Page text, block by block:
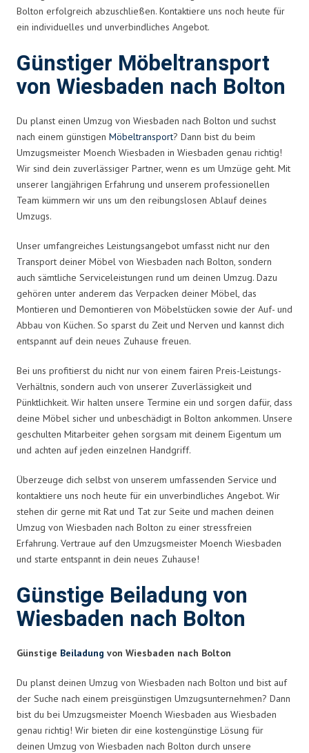
Bolton erfolgreich abzuschließen. Kontaktiere uns noch heute für
ein individuelles und unverbindliches Angebot.
Günstiger Möbeltransport
von Wiesbaden nach Bolton
Du planst einen Umzug von Wiesbaden nach Bolton und suchst
nach einem günstigen Möbeltransport? Dann bist du beim
Umzugsmeister Moench Wiesbaden in Wiesbaden genau richtig!
Wir sind dein zuverlässiger Partner, wenn es um Umzüge geht. Mit
unserer langjährigen Erfahrung und unserem professionellen
Team kümmern wir uns um den reibungslosen Ablauf deines
Umzugs.
Unser umfangreiches Leistungsangebot umfasst nicht nur den
Transport deiner Möbel von Wiesbaden nach Bolton, sondern
auch sämtliche Serviceleistungen rund um deinen Umzug. Dazu
gehören unter anderem das Verpacken deiner Möbel, das
Montieren und Demontieren von Möbelstücken sowie der Auf- und
Abbau von Küchen. So sparst du Zeit und Nerven und kannst dich
entspannt auf dein neues Zuhause freuen.
Bei uns profitierst du nicht nur von einem fairen Preis-Leistungs-
Verhältnis, sondern auch von unserer Zuverlässigkeit und
Pünktlichkeit. Wir halten unsere Termine ein und sorgen dafür, dass
deine Möbel sicher und unbeschädigt in Bolton ankommen. Unsere
geschulten Mitarbeiter gehen sorgsam mit deinem Eigentum um
und achten auf jeden einzelnen Handgriff.
Überzeuge dich selbst von unserem umfassenden Service und
kontaktiere uns noch heute für ein unverbindliches Angebot. Wir
stehen dir gerne mit Rat und Tat zur Seite und machen deinen
Umzug von Wiesbaden nach Bolton zu einer stressfreien
Erfahrung. Vertraue auf den Umzugsmeister Moench Wiesbaden
und starte entspannt in dein neues Zuhause!
Günstige Beiladung von
Wiesbaden nach Bolton
Günstige Beiladung von Wiesbaden nach Bolton
Du planst deinen Umzug von Wiesbaden nach Bolton und bist auf
der Suche nach einem preisgünstigen Umzugsunternehmen? Dann
bist du bei Umzugsmeister Moench Wiesbaden aus Wiesbaden
genau richtig! Wir bieten dir eine kostengünstige Lösung für
deinen Umzug von Wiesbaden nach Bolton durch unsere